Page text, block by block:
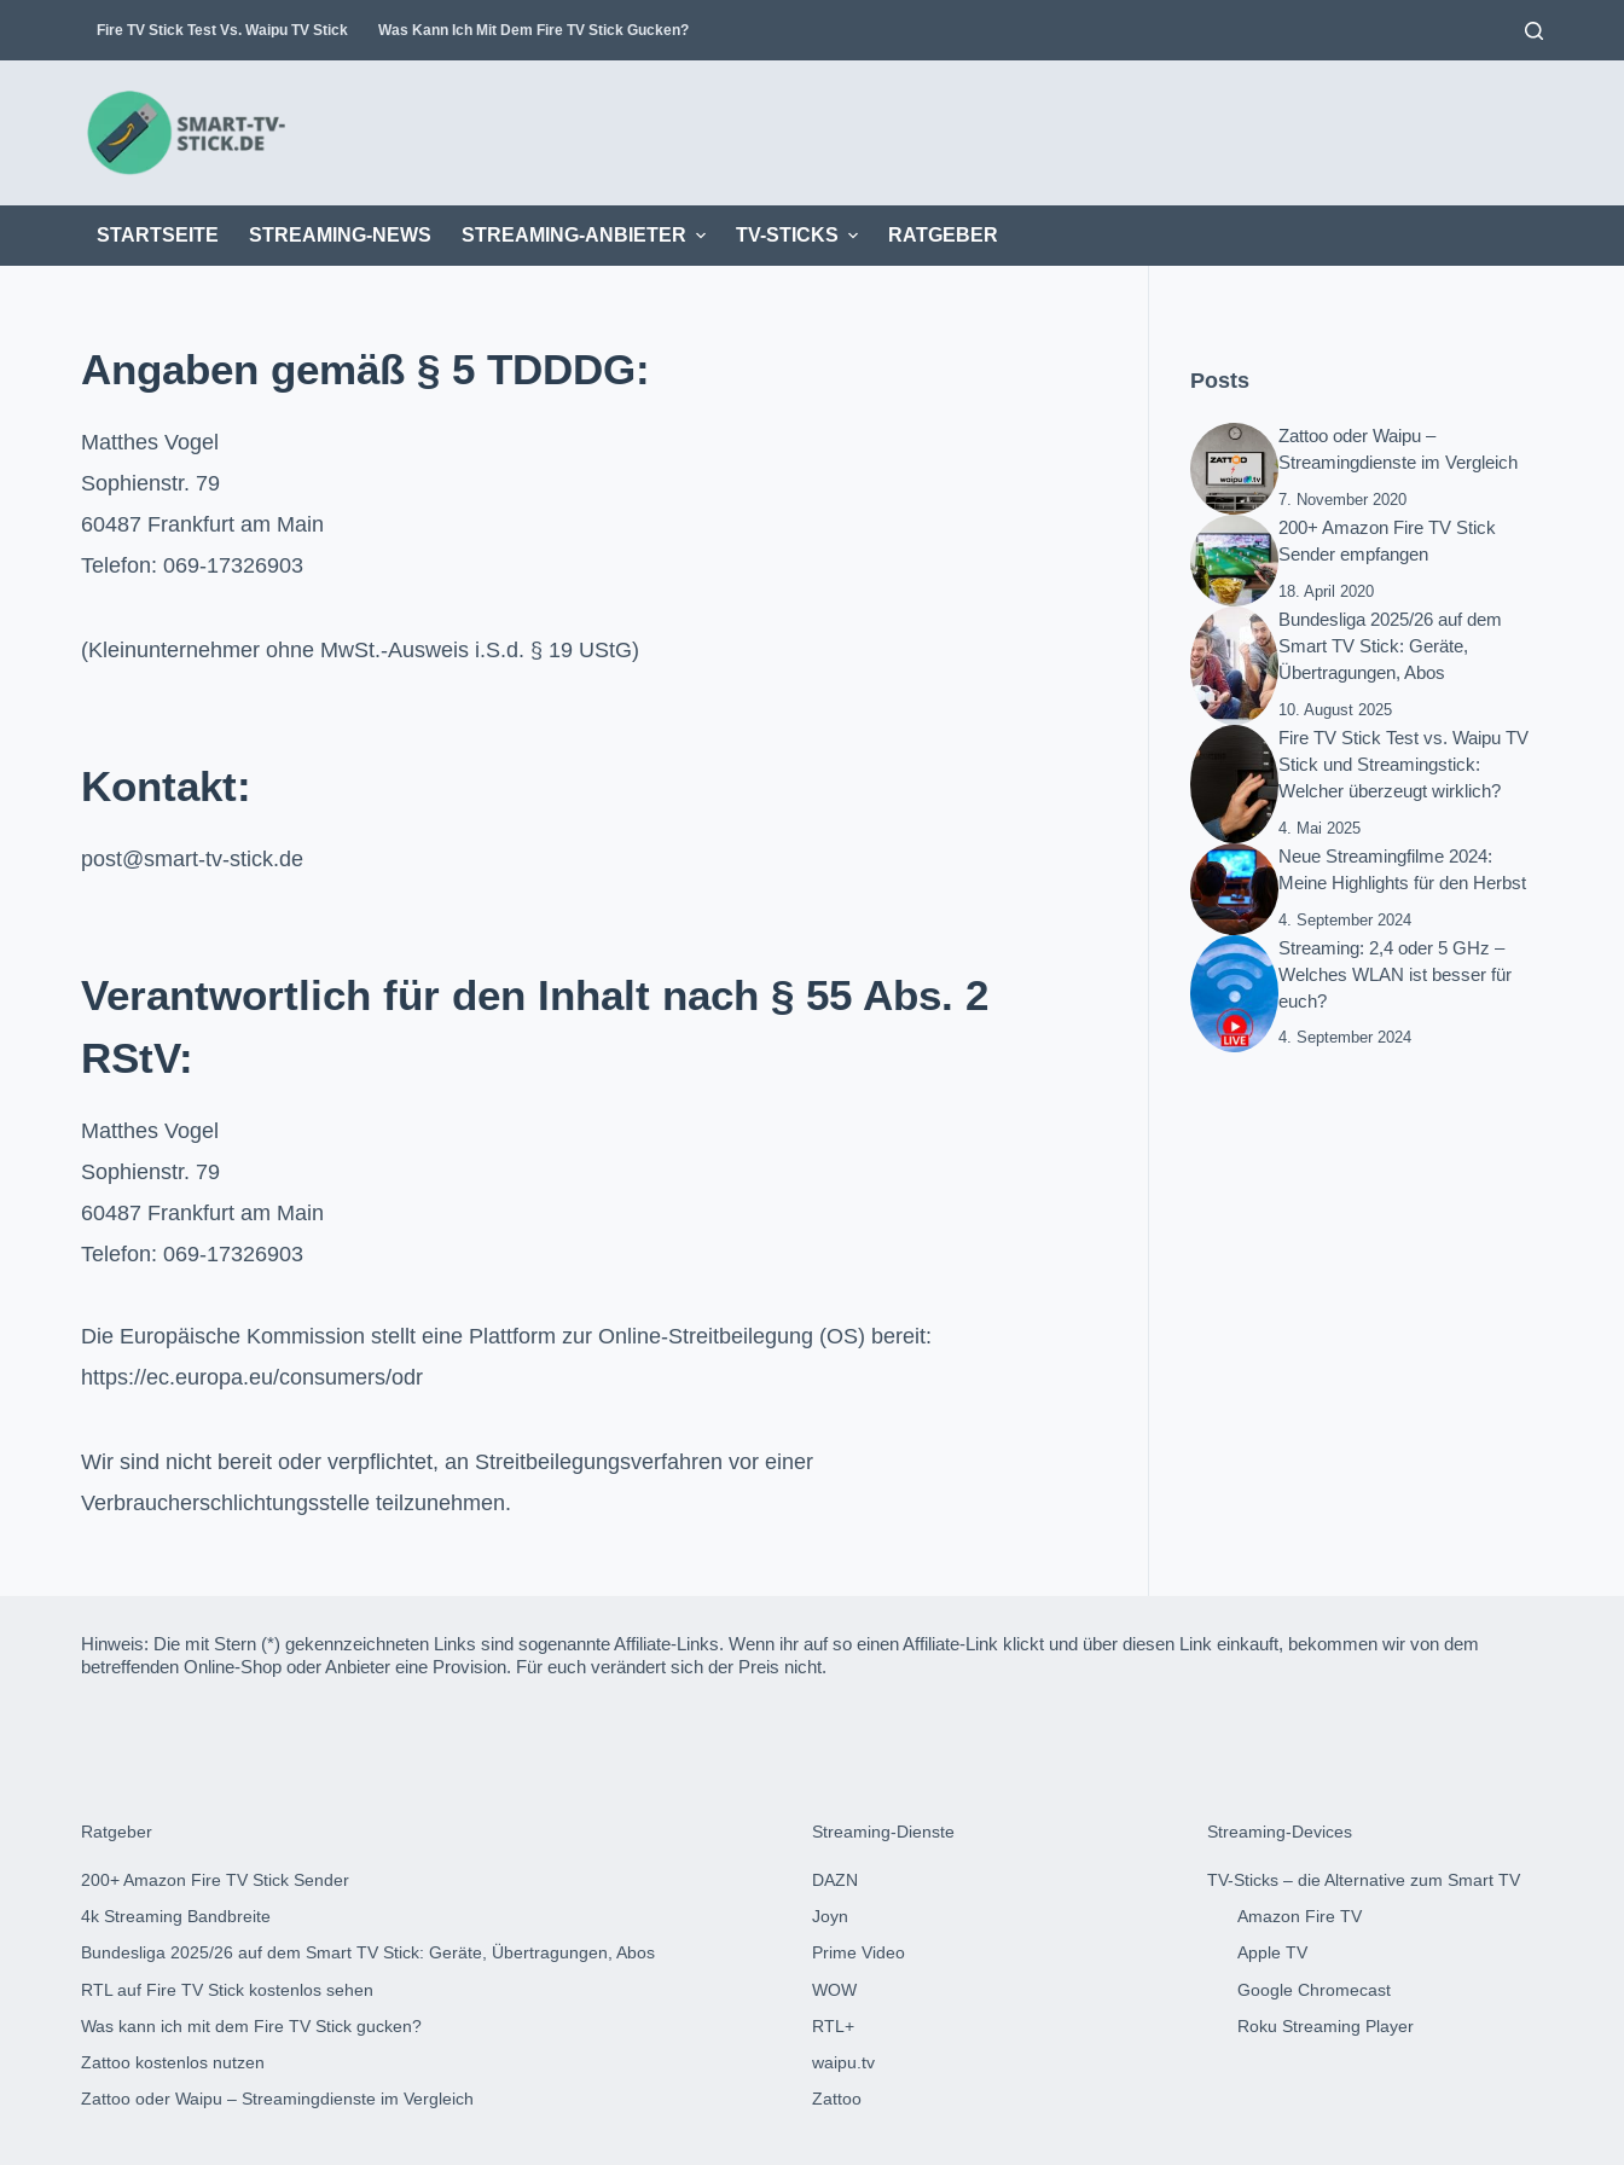
Inhalt
Fire TV Stick Test Vs. Waipu TV Stick Was Kann Ich Mit Dem Fire TV Stick Gucken?
STARTSEITE STREAMING-NEWS STREAMING-ANBIETER TV-STICKS RATGEBER
Angaben gemäß § 5 TDDDG:
Matthes Vogel
Sophienstr. 79
60487 Frankfurt am Main
Telefon: 069-17326903
(Kleinunternehmer ohne MwSt.-Ausweis i.S.d. § 19 UStG)
Kontakt:
post@smart-tv-stick.de
Verantwortlich für den Inhalt nach § 55 Abs. 2
RStV:
Matthes Vogel
Sophienstr. 79
60487 Frankfurt am Main
Telefon: 069-17326903
Die Europäische Kommission stellt eine Plattform zur Online-Streitbeilegung (OS) bereit:
https://ec.europa.eu/consumers/odr
Wir sind nicht bereit oder verpflichtet, an Streitbeilegungsverfahren vor einer
Verbraucherschlichtungsstelle teilzunehmen.
Posts
Zattoo oder Waipu –
Streamingdienste im Vergleich
7. November 2020
200+ Amazon Fire TV Stick
Sender empfangen
18. April 2020
Bundesliga 2025/26 auf dem
Smart TV Stick: Geräte,
Übertragungen, Abos
10. August 2025
Fire TV Stick Test vs. Waipu TV
Stick und Streamingstick:
Welcher überzeugt wirklich?
4. Mai 2025
Neue Streamingfilme 2024:
Meine Highlights für den Herbst
4. September 2024
Streaming: 2,4 oder 5 GHz –
Welches WLAN ist besser für
euch?
4. September 2024
Hinweis: Die mit Stern (*) gekennzeichneten Links sind sogenannte Affiliate-Links. Wenn ihr auf so einen Affiliate-Link klickt und über diesen Link einkauft, bekommen wir von dem
betreffenden Online-Shop oder Anbieter eine Provision. Für euch verändert sich der Preis nicht.
Ratgeber
200+ Amazon Fire TV Stick Sender
4k Streaming Bandbreite
Bundesliga 2025/26 auf dem Smart TV Stick: Geräte, Übertragungen, Abos
RTL auf Fire TV Stick kostenlos sehen
Was kann ich mit dem Fire TV Stick gucken?
Zattoo kostenlos nutzen
Zattoo oder Waipu – Streamingdienste im Vergleich
Streaming-Dienste
DAZN
Joyn
Prime Video
WOW
RTL+
waipu.tv
Zattoo
Streaming-Devices
TV-Sticks – die Alternative zum Smart TV
Amazon Fire TV
Apple TV
Google Chromecast
Roku Streaming Player